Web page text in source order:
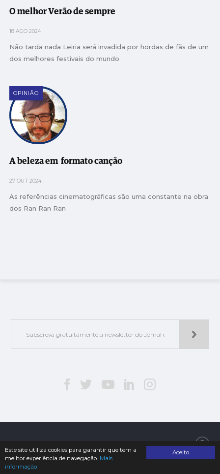
Aceito
Este site utiliza cookies para garantir que tem a
melhor experiência de navegação. Mais
informação
O melhor Verão de sempre
18 AGO 2024
Não tarda nada Leiria será invadida por hordas de fãs de um
dos melhores festivais do mundo
OPINIÃO
A beleza em formato canção
27 OUT 2024
As referências cinematográficas são uma constante na obra
dos Ran Ran Ran